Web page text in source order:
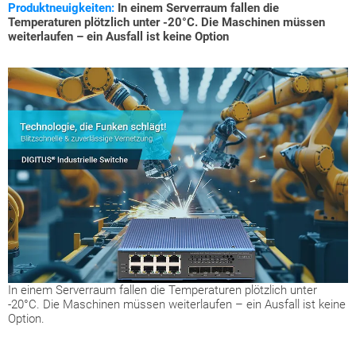
Produktneuigkeiten: In einem Serverraum fallen die
Temperaturen plötzlich unter -20°C. Die Maschinen müssen
weiterlaufen – ein Ausfall ist keine Option
In einem Serverraum fallen die Temperaturen plötzlich unter
-20°C. Die Maschinen müssen weiterlaufen – ein Ausfall ist keine
Option.